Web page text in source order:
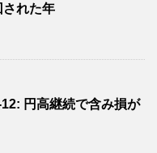
された年
円高継続で含み損が